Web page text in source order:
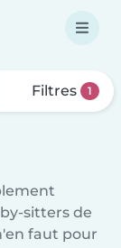
Filtres 1
sitters de
faut pour